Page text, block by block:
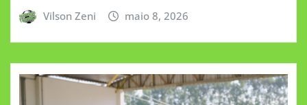
Vilson Zeni maio 8, 2026